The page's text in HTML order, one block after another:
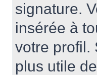
signature.
insérée à
votre profil.
plus utile